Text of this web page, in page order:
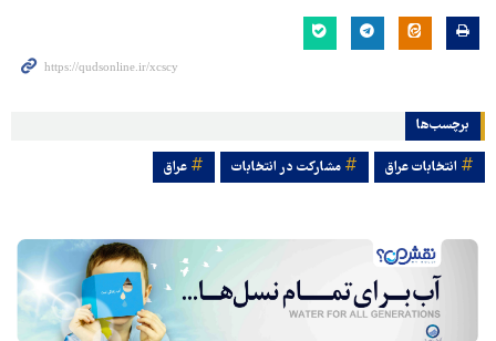
برچسب‌ها
انتخابات عراق مشارکت در انتخابات عراق